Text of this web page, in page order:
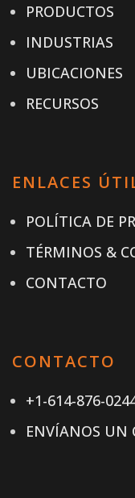
PRODUCTOS
INDUSTRIAS
UBICACIONES
RECURSOS
ENLACES
POLÍTICA DE
TÉRMINOS &
CONTACTO
CONTACTO
+1-614-876-
ENVÍANOS UN